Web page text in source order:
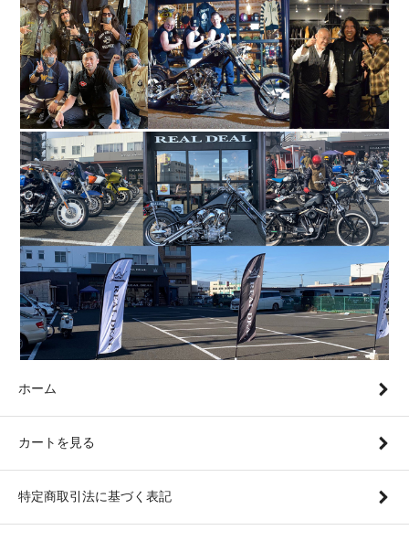
ホーム
カートを見る
特定商取引法に基づく表記